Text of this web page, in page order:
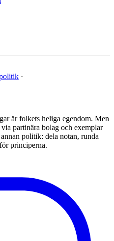
·
är folkets heliga egendom. Men
partinära bolag och exemplar
politik: dela notan, runda
principerna.